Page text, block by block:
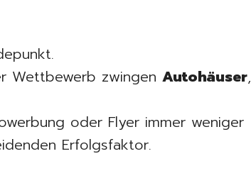
Wettbewerb zwingenAutohäuser,
oder Flyer immer weniger
Erfolgsfaktor.